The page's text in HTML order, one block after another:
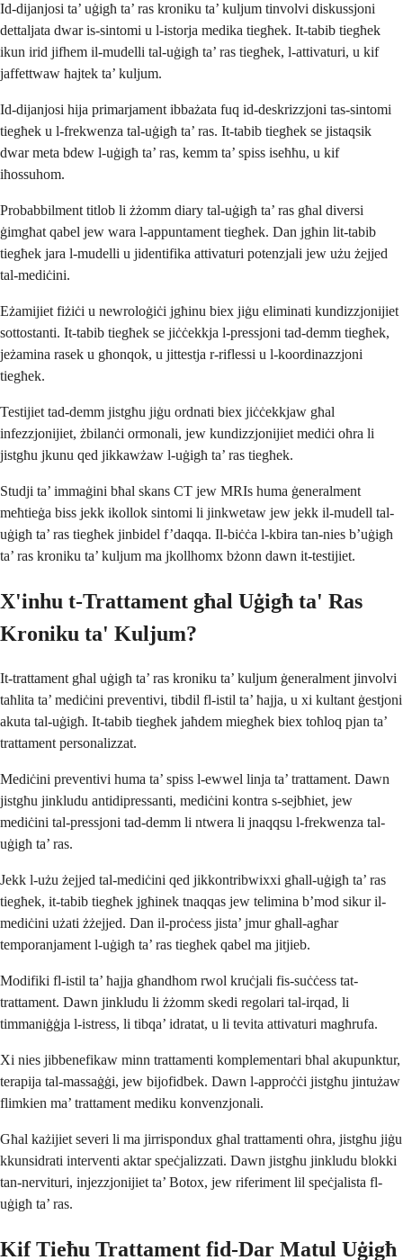
Id-dijanjosi ta’ uġigħ ta’ ras kroniku ta’ kuljum tinvolvi diskussjoni
dettaljata dwar is-sintomi u l-istorja medika tiegħek. It-tabib tiegħek
ikun irid jifhem il-mudelli tal-uġigħ ta’ ras tiegħek, l-attivaturi, u kif
jaffettwaw ħajtek ta’ kuljum.
Id-dijanjosi hija primarjament ibbażata fuq id-deskrizzjoni tas-sintomi
tiegħek u l-frekwenza tal-uġigħ ta’ ras. It-tabib tiegħek se jistaqsik
dwar meta bdew l-uġigħ ta’ ras, kemm ta’ spiss iseħħu, u kif
iħossuhom.
Probabbilment titlob li żżomm diary tal-uġigħ ta’ ras għal diversi
ġimgħat qabel jew wara l-appuntament tiegħek. Dan jgħin lit-tabib
tiegħek jara l-mudelli u jidentifika attivaturi potenzjali jew użu żejjed
tal-mediċini.
Eżamijiet fiżiċi u newroloġiċi jgħinu biex jiġu eliminati kundizzjonijiet
sottostanti. It-tabib tiegħek se jiċċekkja l-pressjoni tad-demm tiegħek,
jeżamina rasek u għonqok, u jittestja r-riflessi u l-koordinazzjoni
tiegħek.
Testijiet tad-demm jistgħu jiġu ordnati biex jiċċekkjaw għal
infezzjonijiet, żbilanċi ormonali, jew kundizzjonijiet mediċi oħra li
jistgħu jkunu qed jikkawżaw l-uġigħ ta’ ras tiegħek.
Studji ta’ immaġini bħal skans CT jew MRIs huma ġeneralment
meħtieġa biss jekk ikollok sintomi li jinkwetaw jew jekk il-mudell tal-
uġigħ ta’ ras tiegħek jinbidel f’daqqa. Il-biċċa l-kbira tan-nies b’uġigħ
ta’ ras kroniku ta’ kuljum ma jkollhomx bżonn dawn it-testijiet.
X'inhu t-Trattament għal Uġigħ ta' Ras
Kroniku ta' Kuljum?
It-trattament għal uġigħ ta’ ras kroniku ta’ kuljum ġeneralment jinvolvi
taħlita ta’ mediċini preventivi, tibdil fl-istil ta’ ħajja, u xi kultant ġestjoni
akuta tal-uġigħ. It-tabib tiegħek jaħdem miegħek biex toħloq pjan ta’
trattament personalizzat.
Mediċini preventivi huma ta’ spiss l-ewwel linja ta’ trattament. Dawn
jistgħu jinkludu antidipressanti, mediċini kontra s-sejbħiet, jew
mediċini tal-pressjoni tad-demm li ntwera li jnaqqsu l-frekwenza tal-
uġigħ ta’ ras.
Jekk l-użu żejjed tal-mediċini qed jikkontribwixxi għall-uġigħ ta’ ras
tiegħek, it-tabib tiegħek jgħinek tnaqqas jew telimina b’mod sikur il-
mediċini użati żżejjed. Dan il-proċess jista’ jmur għall-agħar
temporanjament l-uġigħ ta’ ras tiegħek qabel ma jitjieb.
Modifiki fl-istil ta’ ħajja għandhom rwol kruċjali fis-suċċess tat-
trattament. Dawn jinkludu li żżomm skedi regolari tal-irqad, li
timmaniġġja l-istress, li tibqa’ idratat, u li tevita attivaturi magħrufa.
Xi nies jibbenefikaw minn trattamenti komplementari bħal akupunktur,
terapija tal-massaġġi, jew bijofidbek. Dawn l-approċċi jistgħu jintużaw
flimkien ma’ trattament mediku konvenzjonali.
Għal każijiet severi li ma jirrispondux għal trattamenti oħra, jistgħu jiġu
kkunsidrati interventi aktar speċjalizzati. Dawn jistgħu jinkludu blokki
tan-nervituri, injezzjonijiet ta’ Botox, jew riferiment lil speċjalista fl-
uġigħ ta’ ras.
Kif Tieħu Trattament fid-Dar Matul Uġigħ